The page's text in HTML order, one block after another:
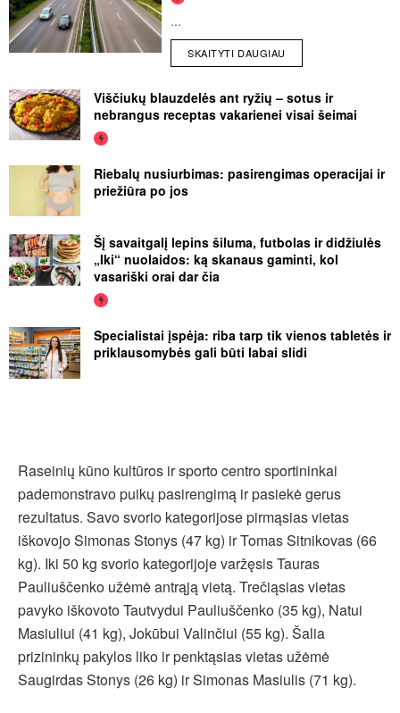
...
SKAITYTI DAUGIAU
Viščiukų blauzdelės ant ryžių – sotus ir
nebrangus receptas vakarienei visai šeimai
Riebalų nusiurbimas: pasirengimas operacijai ir
priežiūra po jos
Šį savaitgalį lepins šiluma, futbolas ir didžiulės
„Iki“ nuolaidos: ką skanaus gaminti, kol
vasariški orai dar čia
Specialistai įspėja: riba tarp tik vienos tabletės ir
priklausomybės gali būti labai slidi
Raseinių kūno kultūros ir sporto centro sportininkai
pademonstravo puikų pasirengimą ir pasiekė gerus
rezultatus. Savo svorio kategorijose pirmąsias vietas
iškovojo Simonas Stonys (47 kg) ir Tomas Sitnikovas (66
kg). Iki 50 kg svorio kategorijoje varžęsis Tauras
Pauliuščenko užėmė antrąją vietą. Trečiąsias vietas
pavyko iškovoto Tautvydui Pauliuščenko (35 kg), Natui
Masiuliui (41 kg), Jokūbui Valinčiui (55 kg). Šalia
prizininkų pakylos liko ir penktąsias vietas užėmė
Saugirdas Stonys (26 kg) ir Simonas Masiulis (71 kg).